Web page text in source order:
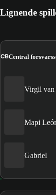
Lignende
CBCentral
Virgil
Mapi
Gabriel